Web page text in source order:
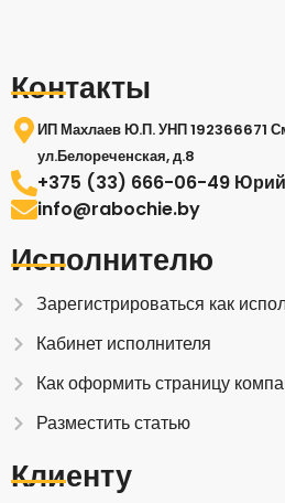
Контакты
ИП Махлаев Ю.П. УНП 192366671
ул.Белореченская, д.8
+375 (33) 666-06-49 Юрий
info@rabochie.by
Исполнителю
Зарегистрироваться как
Кабинет исполнителя
Как оформить страницу
Разместить статью
Клиенту